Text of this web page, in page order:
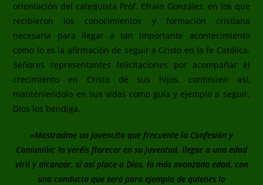
orientación del catequista Prof. Efraín González, en los que
recibieron los conocimientos y formación cristiana
necesaria para llegar a tan importante acontecimiento
como lo es la afirmación de seguir a Cristo en la fe Católica.
Señores representantes felicitaciones por acompañar el
crecimiento en Cristo de sus hijos, continúen así,
manténiendolo en sus vidas como guía y ejemplo a seguir.
Dios los bendiga.
«Mostradme un jovencito que frecuente la Confesión y
Comunión; lo veréis florecer en su juventud, llegar a una edad
viril y alcanzar, si así place a Dios, la más avanzada edad, con
una conducta que será para ejemplo de quienes lo